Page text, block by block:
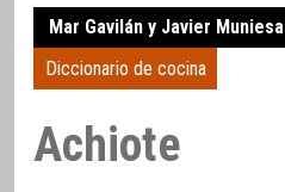
Mar Gavilán y Javier Muniesa
Diccionario de cocina
Achiote